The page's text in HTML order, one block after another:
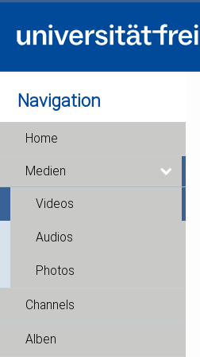
Navigation
Home
Medien
Videos
Audios
Photos
Channels
Alben